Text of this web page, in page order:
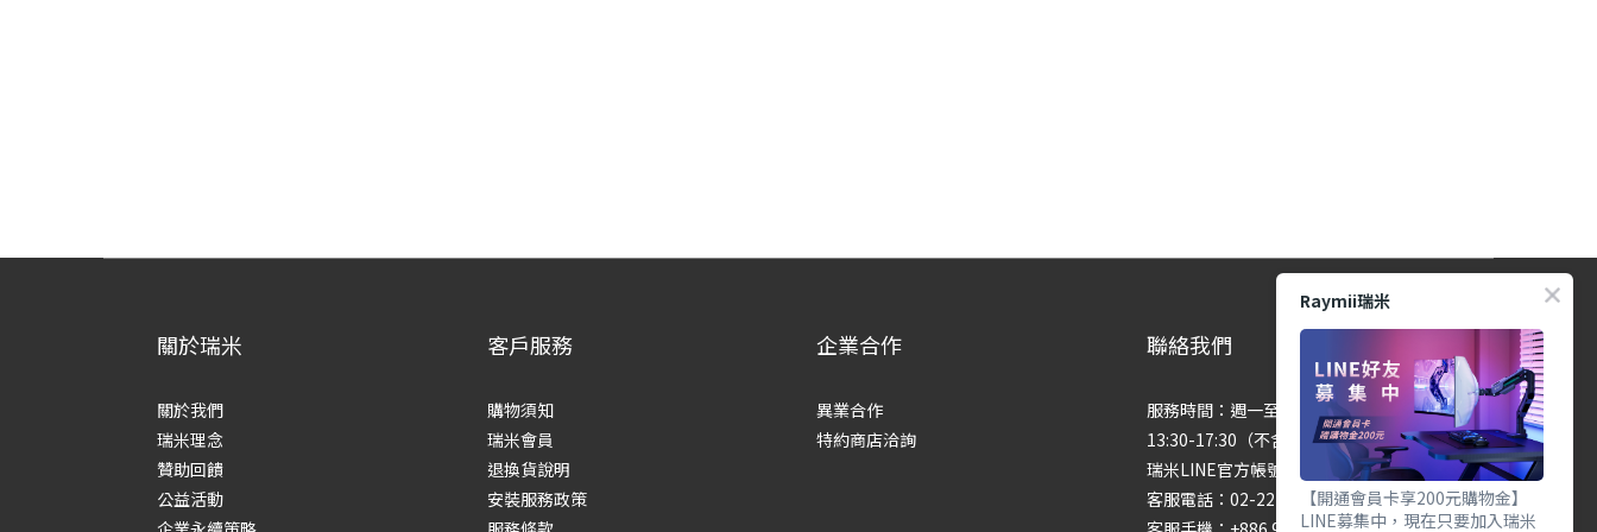
關於瑞米
關於我們
瑞米理念
贊助回饋
公益活動
客戶服務
購物須知
瑞米會員
退換貨說明
安裝服務政策
企業合作
異業合作
特約商店洽詢
聯絡我們
服務時間：週一至週五 9:00-12:00、
13:30-17:30（不含國定假日）
瑞米LINE官方帳號：@raymii
客服電話：02-22755699 #201 #202
Raymii瑞米
【開通會員卡享200元購物金】
LINE募集中，現在只要加入瑞米